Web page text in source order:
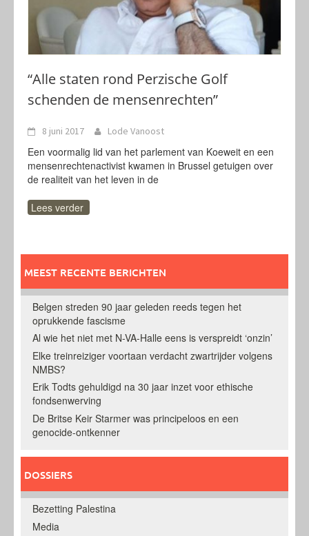
“Alle staten rond Perzische Golf
schenden de mensenrechten”
8 juni 2017 Lode Vanoost
Een voormalig lid van het parlement van Koeweit en een
mensenrechtenactivist kwamen in Brussel getuigen over
de realiteit van het leven in de
Lees verder
MEEST RECENTE BERICHTEN
Belgen streden 90 jaar geleden reeds tegen het
oprukkende fascisme
Al wie het niet met N-VA-Halle eens is verspreidt ‘onzin’
Elke treinreiziger voortaan verdacht zwartrijder volgens
NMBS?
Erik Todts gehuldigd na 30 jaar inzet voor ethische
fondsenwerving
De Britse Keir Starmer was principeloos en een
genocide-ontkenner
DOSSIERS
Bezetting Palestina
Media